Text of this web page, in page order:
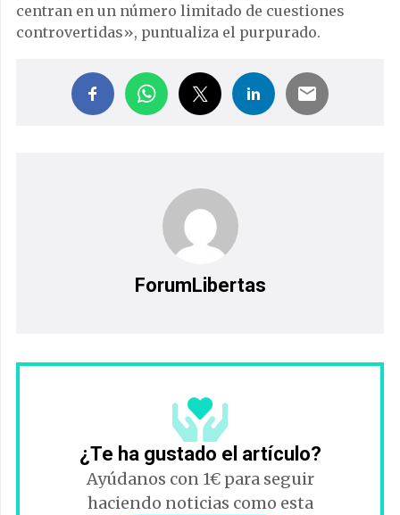
centran en un número limitado de cuestiones
controvertidas», puntualiza el purpurado.
ForumLibertas
¿Te ha gustado el artículo?
Ayúdanos con 1€ para seguir
haciendo noticias como esta